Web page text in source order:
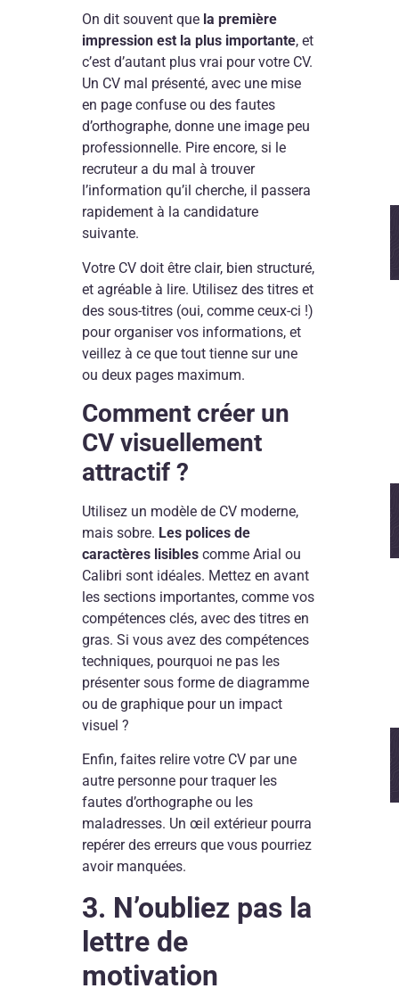
On dit souvent que la première
impression est la plus importante, et
c’est d’autant plus vrai pour votre CV.
Un CV mal présenté, avec une mise
en page confuse ou des fautes
d’orthographe, donne une image peu
professionnelle. Pire encore, si le
recruteur a du mal à trouver
l’information qu’il cherche, il passera
rapidement à la candidature
suivante.
Votre CV doit être clair, bien structuré,
et agréable à lire. Utilisez des titres et
des sous-titres (oui, comme ceux-ci !)
pour organiser vos informations, et
veillez à ce que tout tienne sur une
ou deux pages maximum.
Comment créer un
CV visuellement
attractif ?
Utilisez un modèle de CV moderne,
mais sobre. Les polices de
caractères lisibles comme Arial ou
Calibri sont idéales. Mettez en avant
les sections importantes, comme vos
compétences clés, avec des titres en
gras. Si vous avez des compétences
techniques, pourquoi ne pas les
présenter sous forme de diagramme
ou de graphique pour un impact
visuel ?
Enfin, faites relire votre CV par une
autre personne pour traquer les
fautes d’orthographe ou les
maladresses. Un œil extérieur pourra
repérer des erreurs que vous pourriez
avoir manquées.
3. N’oubliez pas la
lettre de
motivation